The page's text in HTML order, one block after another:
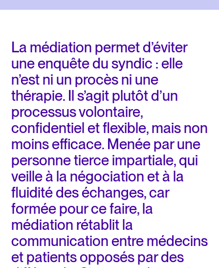
La médiation permet d’éviter
une enquête du syndic : elle
n’est ni un procès ni une
thérapie. Il s’agit plutôt d’un
processus volontaire,
confidentiel et flexible, mais non
moins efficace. Menée par une
personne tierce impartiale, qui
veille à la négociation et à la
fluidité des échanges, car
formée pour ce faire, la
médiation rétablit la
communication entre médecins
et patients opposés par des